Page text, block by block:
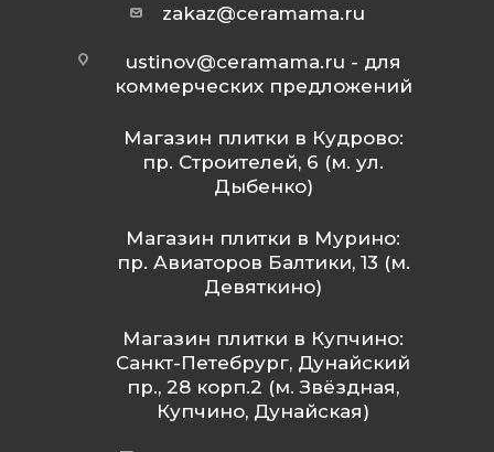
zakaz@ceramama.ru
ustinov@ceramama.ru - для
коммерческих предложений
Магазин плитки в Кудрово:
пр. Строителей, 6 (м. ул.
Дыбенко)
Магазин плитки в Мурино:
пр. Авиаторов Балтики, 13 (м.
Девяткино)
Магазин плитки в Купчино:
Санкт-Петебрург, Дунайский
пр., 28 корп.2 (м. Звёздная,
Купчино, Дунайская)